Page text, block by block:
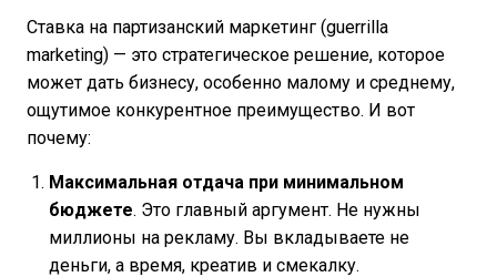
Ставка на партизанский маркетинг (guerrilla
marketing) — это стратегическое решение, которое
может дать бизнесу, особенно малому и среднему,
ощутимое конкурентное преимущество. И вот
почему:
Максимальная отдача при минимальном
бюджете. Это главный аргумент. Не нужны
миллионы на рекламу. Вы вкладываете не
деньги, а время, креатив и смекалку.